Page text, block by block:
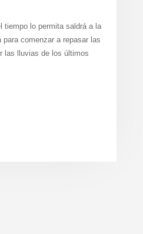
tiempo lo permita saldrá a la
comenzar a repasar las
las lluvias de los últimos